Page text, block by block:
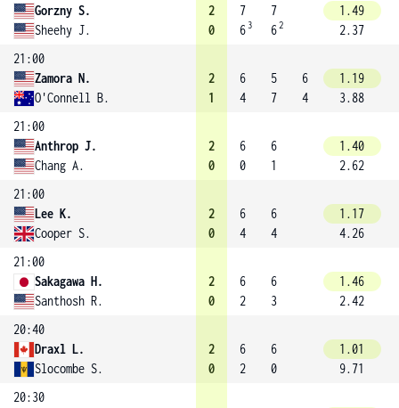
Gorzny S.
Sheehy J.
2
0
7
6 3
7
62
1.49
2.37
21:00
Zamora N.
O'Connell B.
2
1
6
4
5
7
6
4
1.19
3.88
21:00
Anthrop J.
Chang A.
2
0
6
0
6
1
1.40
2.62
21:00
Lee K.
Cooper S.
2
0
6
4
6
4
1.17
4.26
21:00
Sakagawa H.
Santhosh R.
2
0
6
2
6
3
1.46
2.42
20:40
Draxl L.
Slocombe S.
2
0
6
2
6
0
1.01
9.71
20:30